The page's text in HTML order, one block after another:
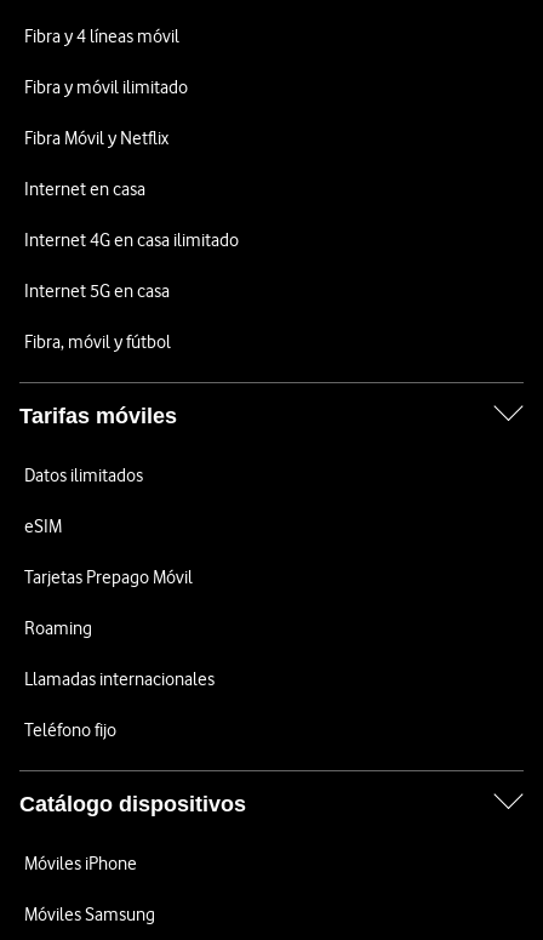
Fibra y 4 líneas móvil
Fibra y móvil ilimitado
Fibra Móvil y Netflix
Internet en casa
Internet 4G en casa ilimitado
Internet 5G en casa
Fibra, móvil y fútbol
Tarifas móviles
Datos ilimitados
eSIM
Tarjetas Prepago Móvil
Roaming
Llamadas internacionales
Teléfono fijo
Catálogo dispositivos
Móviles iPhone
Móviles Samsung